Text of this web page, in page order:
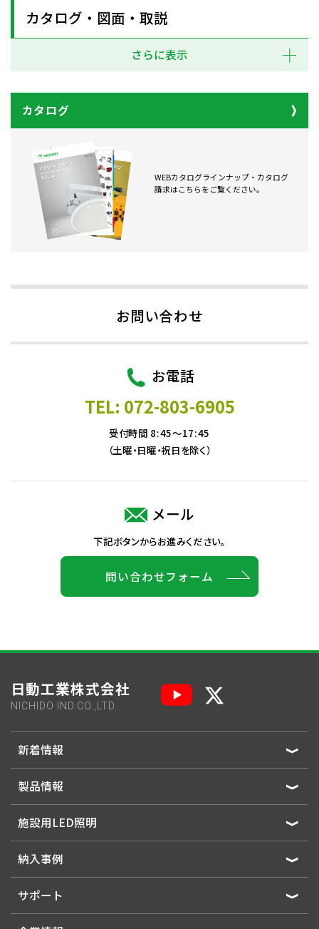
カタログ・図面・取説
さらに表示
カタログ
WEBカタログラインナップ・カタログ
請求はこちらをご覧ください。
お問い合わせ
お電話
TEL: 072-803-6905
受付時間 8:45～17:45
（土曜・日曜・祝日を除く）
メール
下記ボタンからお進みください。
問い合わせフォーム
日動工業株式会社
NICHIDO IND.CO.,LTD.
新着情報
製品情報
施設用LED照明
納入事例
サポート